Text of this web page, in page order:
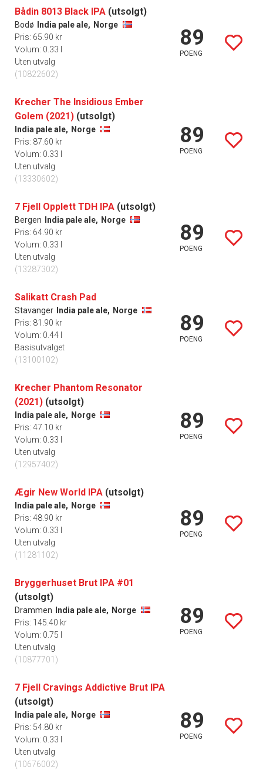
Bådin 8013 Black IPA (utsolgt)
Bodø India pale ale, Norge
Pris: 65.90 kr
Volum: 0.33 l
Uten utvalg
(10822602)
89
POENG
Krecher The Insidious Ember
Golem (2021) (utsolgt)
India pale ale, Norge
Pris: 87.60 kr
Volum: 0.33 l
Uten utvalg
(13330602)
89
POENG
7 Fjell Opplett TDH IPA (utsolgt)
Bergen India pale ale, Norge
Pris: 64.90 kr
Volum: 0.33 l
Uten utvalg
(13287302)
89
POENG
Salikatt Crash Pad
Stavanger India pale ale, Norge
Pris: 81.90 kr
Volum: 0.44 l
Basisutvalget
(13100102)
89
POENG
Krecher Phantom Resonator
(2021) (utsolgt)
India pale ale, Norge
Pris: 47.10 kr
Volum: 0.33 l
Uten utvalg
(12957402)
89
POENG
Ægir New World IPA (utsolgt)
India pale ale, Norge
Pris: 48.90 kr
Volum: 0.33 l
Uten utvalg
(11281102)
89
POENG
Bryggerhuset Brut IPA #01
(utsolgt)
Drammen India pale ale, Norge
Pris: 145.40 kr
Volum: 0.75 l
Uten utvalg
(10877701)
89
POENG
7 Fjell Cravings Addictive Brut IPA
(utsolgt)
India pale ale, Norge
Pris: 54.80 kr
Volum: 0.33 l
Uten utvalg
(10676002)
89
POENG